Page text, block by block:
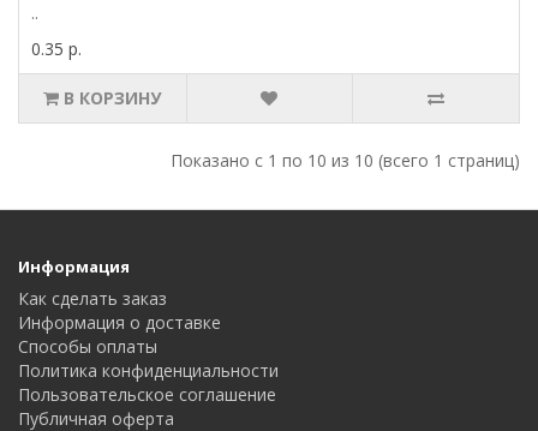
..
0.35 р.
В КОРЗИНУ
Показано с 1 по 10 из 10 (всего 1 страниц)
Информация
Как сделать заказ
Информация о доставке
Способы оплаты
Политика конфиденциальности
Пользовательское соглашение
Публичная оферта